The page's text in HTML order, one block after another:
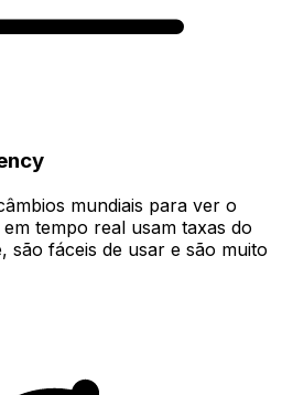
mundiais para ver o
tempo real usam taxas do
são fáceis de usar e são muito